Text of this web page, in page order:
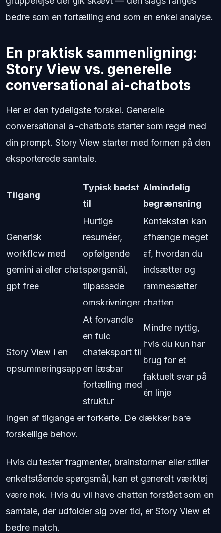
bedre som en fortælling end som en enkel analyse.
En praktisk sammenligning:
Story View vs. generelle
conversational ai-chatbots
Her er den tydeligste forskel. Generelle
conversational ai-chatbots starter som regel med
din prompt. Story View starter med formen på den
eksporterede samtale.
Tilgang
Typisk bedst
til
Almindelig
begrænsning
Generisk
workflow med
gemini ai eller chat
gpt free
Hurtige
resuméer,
opfølgende
spørgsmål,
tilpassede
omskrivninger
Konteksten kan
afhænge meget
af, hvordan du
indsætter og
rammesætter
chatten
Story View i en
opsummeringsapp
At forvandle
en fuld
chateksport til
en læsbar
fortælling med
struktur
Mindre nyttig,
hvis du kun har
brug for et
faktuelt svar på
én linje
Ingen af tilgange er forkerte. De dækker bare
forskellige behov.
Hvis du tester fragmenter, brainstormer eller stiller
enkeltstående spørgsmål, kan et generelt værktøj
være nok. Hvis du vil have chatten forstået som en
samtale, der udfolder sig over tid, er Story View et
bedre match.